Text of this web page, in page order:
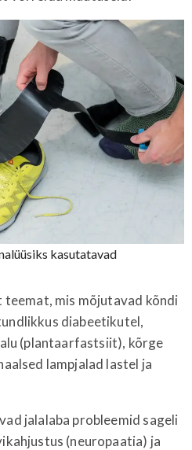
kasutatavad
mis mõjutavad kõndi
diabeetikutel,
(plantaarfastsiit), kõrge
lampjalad lastel ja
jalalaba probleemid sageli
(neuropaatia) ja